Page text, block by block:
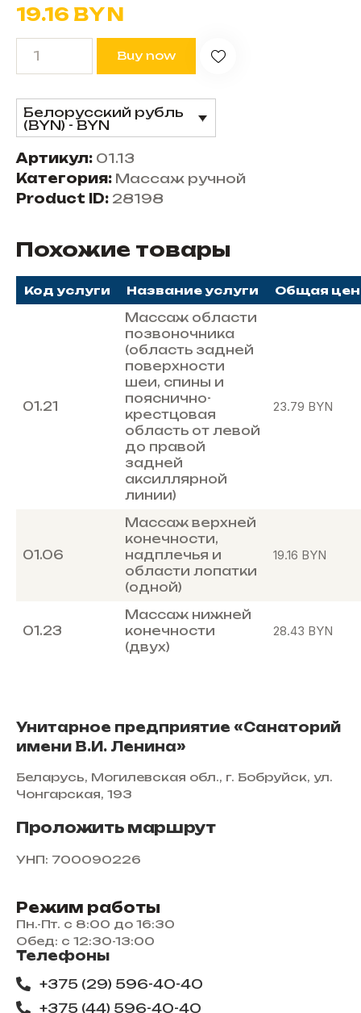
19.16 BYN
Buy now
Белорусский рубль
(BYN) - BYN
Артикул: 01.13
Категория: Массаж ручной
Product ID: 28198
Похожие товары
Код услуги Название услуги Общая
01.21
Массаж области
позвоночника
(область задней
поверхности
шеи, спины и
пояснично-
крестцовая
область от левой
до правой
задней
аксиллярной
линии)
23.79 BYN
01.06
Массаж верхней
конечности,
надплечья и
области лопатки
(одной)
19.16 BYN
01.23
Массаж нижней
конечности
(двух)
28.43 BYN
Унитарное предприятие «Санаторий
имени В.И. Ленина»
Беларусь, Могилевская обл., г. Бобруйск, ул.
Чонгарская, 193
Проложить маршрут
УНП: 700090226
Режим работы
Пн.-Пт. с 8:00 до 16:30
Обед: с 12:30-13:00
Телефоны
+375 (29) 596-40-40
+375 (44) 596-40-40